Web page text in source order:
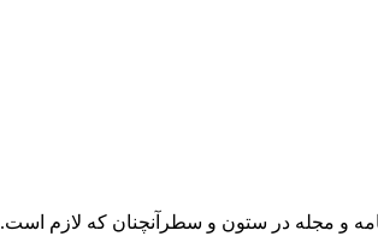
و مجله در ستون و سطرآنچنان که لازم است.